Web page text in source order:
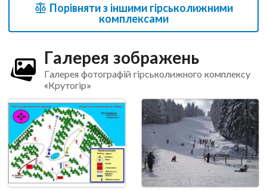
Порівняти з іншими гірськолижними
комплексами
Галерея зображень
Галерея фотографій гірськолижного комплексу
«Крутогір»